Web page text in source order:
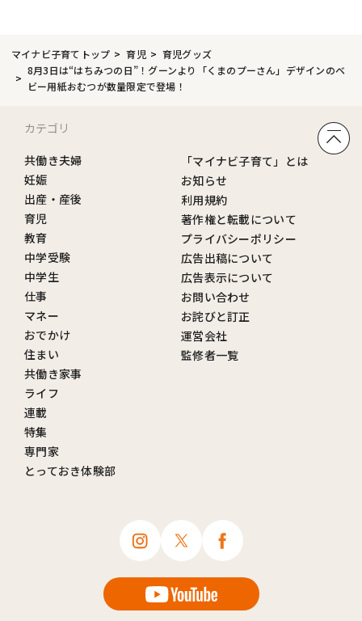
マイナビ子育てトップ 育児
育児グッズ
8月3日は“はちみつの日”！グーンより「くまのプーさん」デザインのベ
ビー用紙おむつが数量限定で登場！
カテゴリ
共働き夫婦
妊娠
出産・産後
育児
教育
中学受験
中学生
仕事
マネー
おでかけ
住まい
共働き家事
ライフ
連載
特集
専門家
とっておき体験部
「マイナビ子育て」とは
お知らせ
利用規約
著作権と転載について
プライバシーポリシー
広告出稿について
広告表示について
お問い合わせ
お詫びと訂正
運営会社
監修者一覧